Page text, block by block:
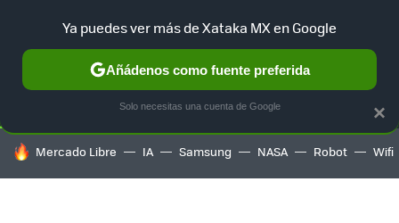
SELECCIÓN GAMING HOME AUTO TERRITORIO
HOY SE HABLA DE
Mercado Libre IA Samsung NASA Robot Wifi
×
Ya puedes ver más de Xataka MX en Google
Añádenos como fuente preferida
Solo necesitas una cuenta de Google